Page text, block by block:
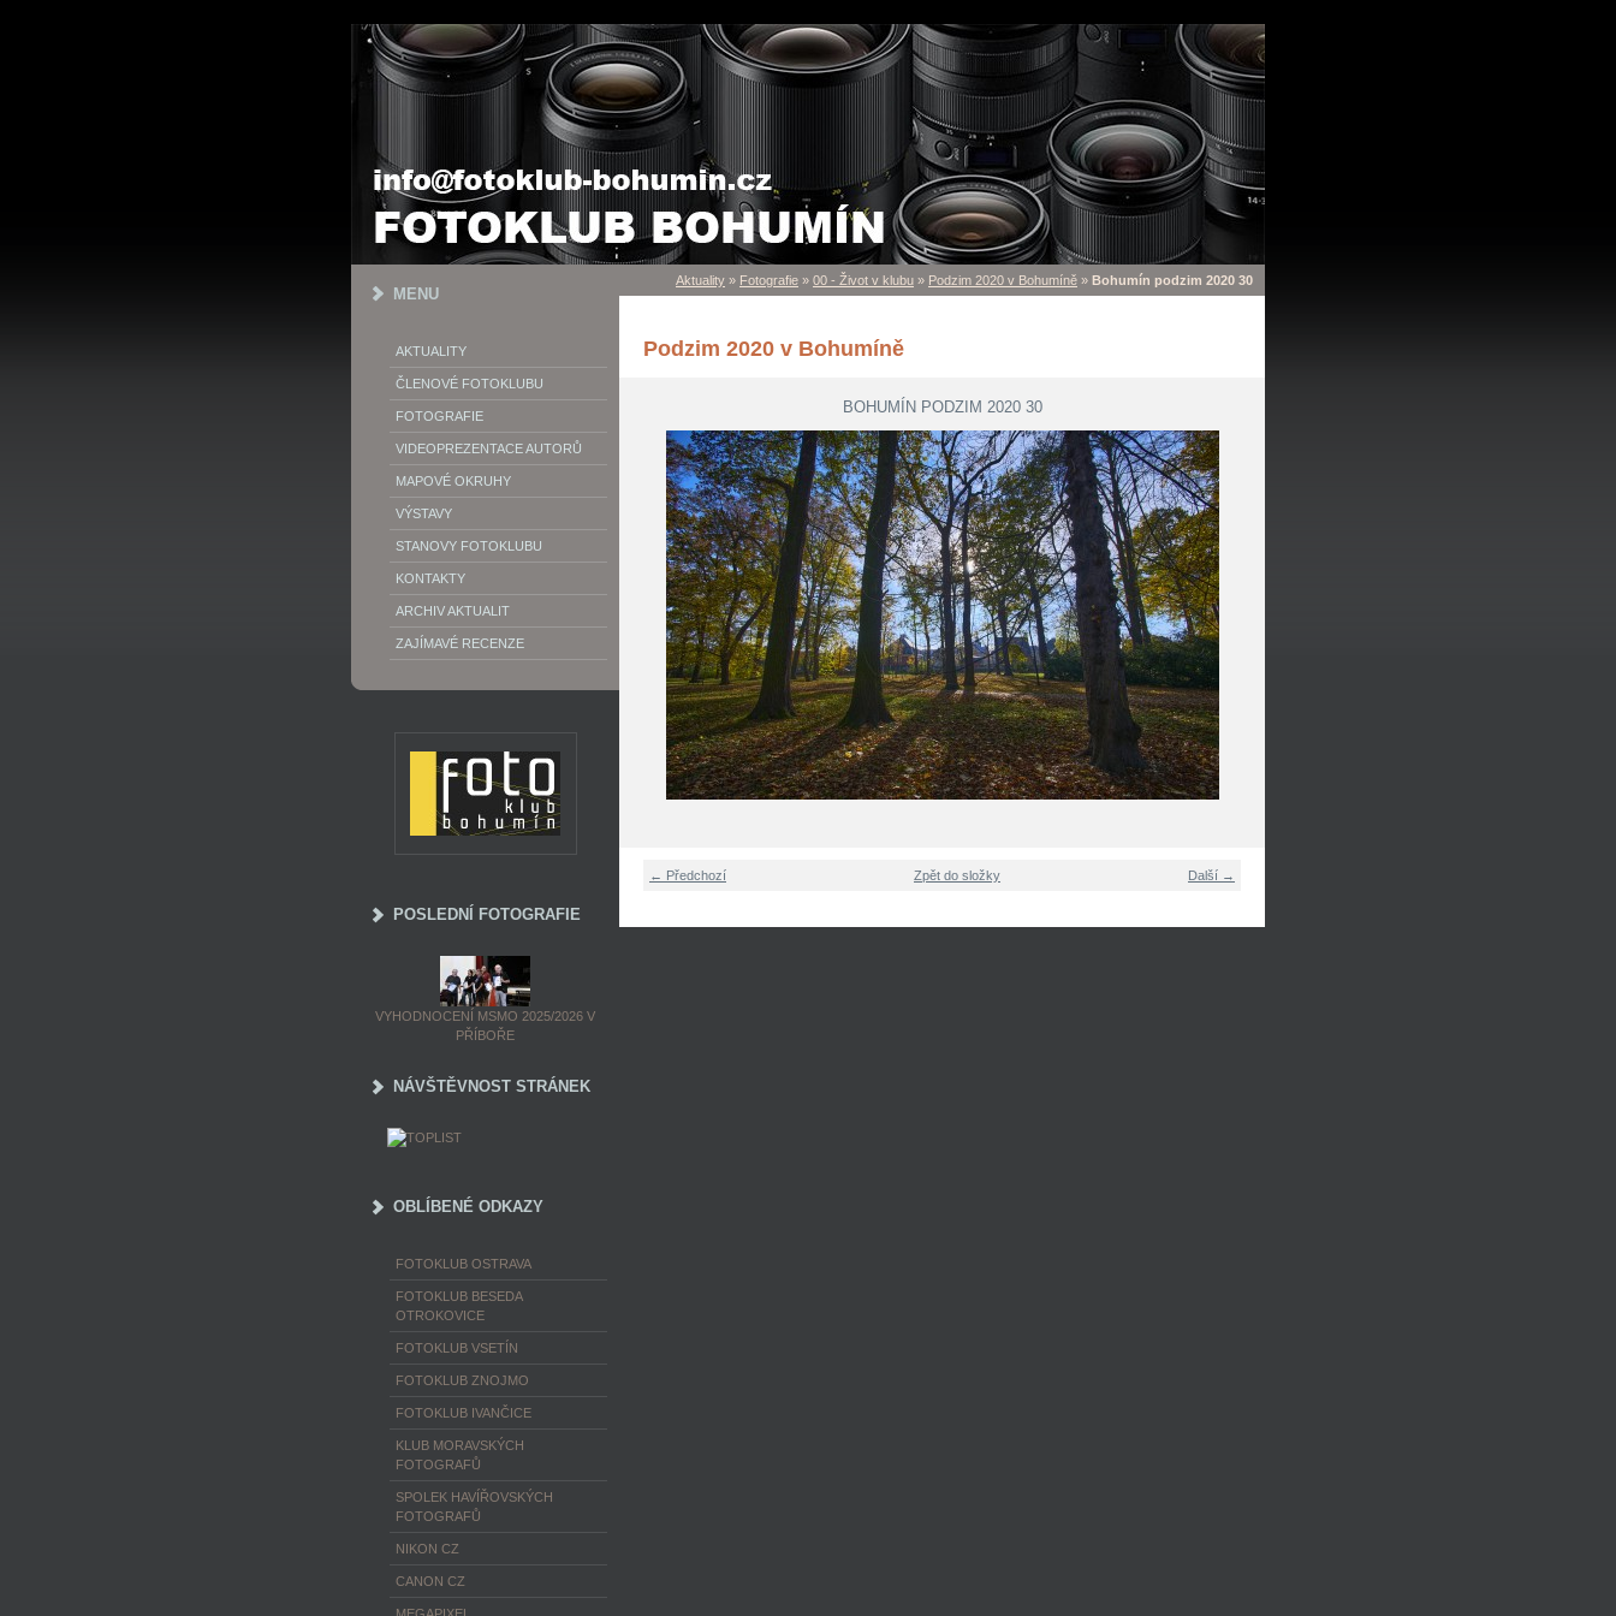
MENU
AKTUALITY
ČLENOVÉ FOTOKLUBU
FOTOGRAFIE
VIDEOPREZENTACE AUTORŮ
MAPOVÉ OKRUHY
VÝSTAVY
STANOVY FOTOKLUBU
KONTAKTY
ARCHIV AKTUALIT
ZAJÍMAVÉ RECENZE
POSLEDNÍ FOTOGRAFIE
VYHODNOCENÍ MSMO 2025/2026 V
PŘÍBOŘE
NÁVŠTĚVNOST STRÁNEK
OBLÍBENÉ ODKAZY
FOTOKLUB OSTRAVA
FOTOKLUB BESEDA
OTROKOVICE
FOTOKLUB VSETÍN
FOTOKLUB ZNOJMO
FOTOKLUB IVANČICE
KLUB MORAVSKÝCH
FOTOGRAFŮ
SPOLEK HAVÍŘOVSKÝCH
FOTOGRAFŮ
NIKON CZ
CANON CZ
Aktuality » Fotografie » 00 - Život v klubu » Podzim 2020 v Bohumíně » Bohumín podzim 2020 30
Podzim 2020 v Bohumíně
BOHUMÍN PODZIM 2020 30
← Předchozí Další →
Zpět do složky